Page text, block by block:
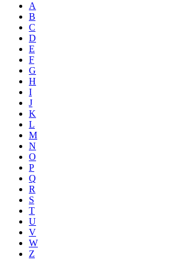
A
B
C
D
E
F
G
H
I
J
K
L
M
N
O
P
Q
R
S
T
U
V
W
Z